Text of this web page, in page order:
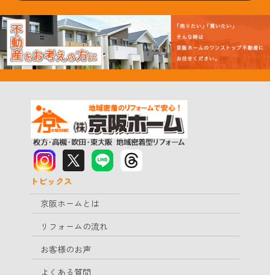
トピックス
京阪ホームとは
リフォームの流れ
お客様のお声
よくある質問